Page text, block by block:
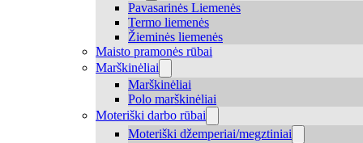
Pavasarinės Liemenės
Termo liemenės
Žieminės liemenės
Maisto pramonės rūbai
Marškinėliai
Marškinėliai
Polo marškinėliai
Moteriški darbo rūbai
Moteriški džemperiai/megztiniai